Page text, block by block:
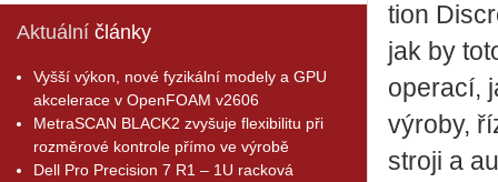
Aktuální články
Vyšší výkon, nové fyzikální modely a GPU
akcelerace v OpenFOAM v2606
MetraSCAN BLACK2 zvyšuje flexibilitu při
rozměrové kontrole přímo ve výrobě
Dell Pro Precision 7 R1 – 1U racková
ti­on
jak by
ope­ra­cí,
vý­ro­by,
stro­ji a